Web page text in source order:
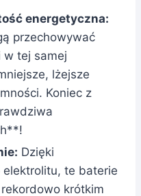
energetyczna:
przechowywać
w tej samej
lżejsze
Koniec z
Dzięki
elektrolitu, te baterie
krótkim